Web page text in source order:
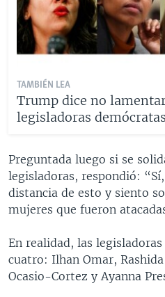
TAMBIÉN LEA
Trump dice no
legisladoras demócratas
Preguntada luego si se
legisladoras, respondió:
distancia de esto y siento
mujeres que fueron
En realidad, las
cuatro: Ilhan Omar,
Ocasio-Cortez y Ayanna